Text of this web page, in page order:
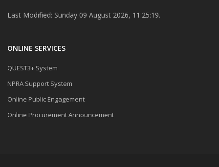
Last Modified: Sunday 09 August 2026, 11:25:19.
ONLINE SERVICES
QUEST3+ System
NPRA Support System
Online Public Engagement
Online Procurement Announcement